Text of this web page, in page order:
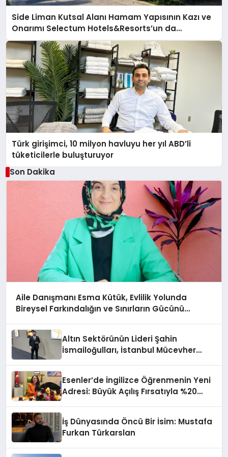
Side Liman Kutsal Alanı Hamam Yapısının Kazı ve
Onarımı Selectum Hotels&Resorts’un da
Katkılarıyla Tamamlandı
Türk girişimci, 10 milyon havluyu her yıl ABD’li
tüketicilerle buluşturuyor
Son Dakika
Aile Danışmanı Esma Kütük, Evlilik Yolunda
Bireysel Farkındalığın ve Sınırların Gücünü
Altın Sektörünün Lideri Şahin
İsmailoğulları, İstanbul Mücevher
Esenler’de İngilizce Öğrenmenin Yeni
Adresi: Büyük Açılış Fırsatıyla %20
İş Dünyasında Öncü Bir İsim: Mustafa
Furkan Türkarslan